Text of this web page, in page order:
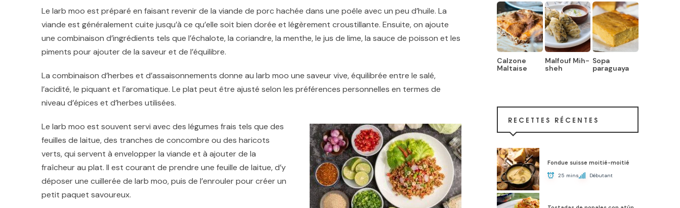
Le larb moo est préparé en faisant revenir de la viande de porc hachée dans une poêle avec un peu d’huile. La
viande est généralement cuite jusqu’à ce qu’elle soit bien dorée et légèrement croustillante. Ensuite, on ajoute
une combinaison d’ingrédients tels que l’échalote, la coriandre, la menthe, le jus de lime, la sauce de poisson et les
piments pour ajouter de la saveur et de l’équilibre.
La combinaison d’herbes et d’assaisonnements donne au larb moo une saveur vive, équilibrée entre le salé,
l’acidité, le piquant et l’aromatique. Le plat peut être ajusté selon les préférences personnelles en termes de
niveau d’épices et d’herbes utilisées.
Le larb moo est souvent servi avec des légumes frais tels que des
feuilles de laitue, des tranches de concombre ou des haricots
verts, qui servent à envelopper la viande et à ajouter de la
fraîcheur au plat. Il est courant de prendre une feuille de laitue, d’y
déposer une cuillerée de larb moo, puis de l’enrouler pour créer un
petit paquet savoureux.
Calzone
Maltaise
Malfouf Mih-
sheh
Sopa
paraguaya
RECETTES RÉCENTES
Fondue suisse moitié-moitié
25 mins Débutant